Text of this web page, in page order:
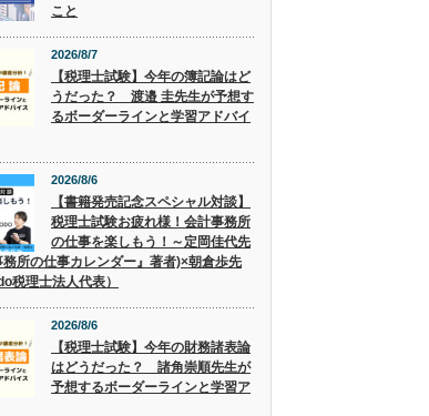
こと
2026/8/7
【税理士試験】今年の簿記論はど
うだった？ 渡邉 圭先生が予想す
るボーダーラインと学習アドバイ
2026/8/6
【書籍発売記念スペシャル対談】
税理士試験お疲れ様！会計事務所
の仕事を楽しもう！～定岡佳代先
所の仕事カレンダー』著者)×朝倉歩先
税理士法人代表）
2026/8/6
【税理士試験】今年の財務諸表論
はどうだった？ 諸角崇順先生が
予想するボーダーラインと学習ア